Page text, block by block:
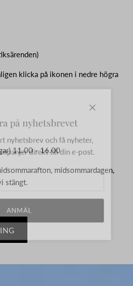
klicka på ikonen i nedre högra
11.00 - 16.00
midsommardagen,
stängt.
på nyhetsbrevet
nyhetsbrev och få nyheter,
direkt till din e-post.
ANMÄL